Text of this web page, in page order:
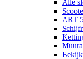
Alle
ART
Bekijk